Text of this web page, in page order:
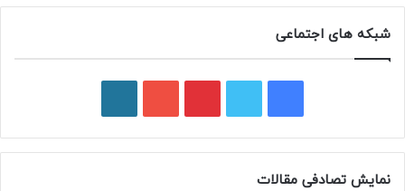
شبکه های اجتماعی
ی
س
و
ی
و
ر
نمایش تصادفی مقالات